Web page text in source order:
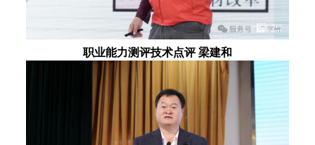
职业能力测评技术点评 梁建和